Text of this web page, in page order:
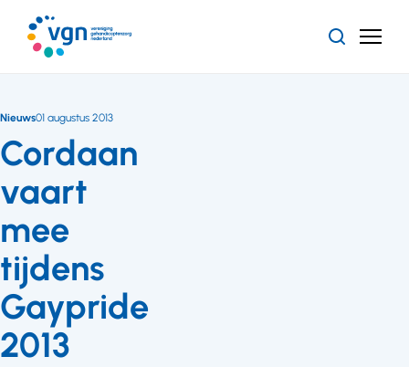
naar
hoofdinhoud
ZoekenMenu
Cordaan
vaart
mee
tijdens
Gaypride
2013
Nieuws01 augustus 2013